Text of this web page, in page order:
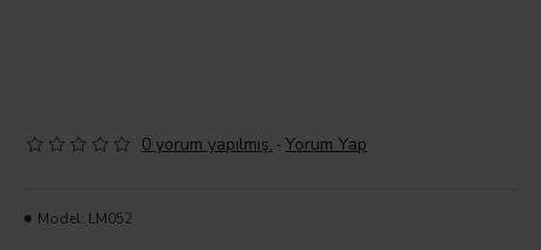
0 yorum yapılmış. -Yorum Yap
Model: LM052